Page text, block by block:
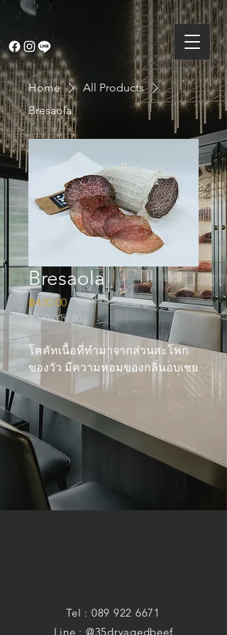
Home
All Products
Bresaola
Bresaola
฿420.00Price
฿420.00 / 80g
฿420.00
per
80
Grams
โคคัทเนื้อที่ทำมาจากส่วนสะโพก
ของวัว มีความหอมของกลิ่นอบเชย
Tel : 089 922 6671
Line : @35dryagedbeef